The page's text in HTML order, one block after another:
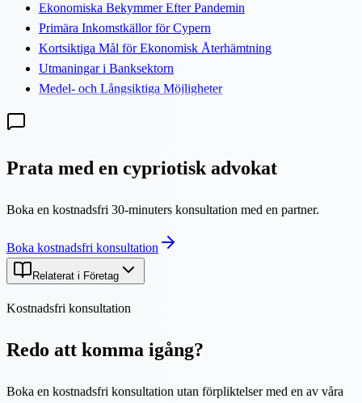
Ekonomiska Bekymmer Efter Pandemin
Primära Inkomstkällor för Cypern
Kortsiktiga Mål för Ekonomisk Återhämtning
Utmaningar i Banksektorn
Medel- och Långsiktiga Möjligheter
Prata med en cypriotisk advokat
Boka en kostnadsfri 30-minuters konsultation med en partner.
Boka kostnadsfri konsultation
Relaterat i Företag
Kostnadsfri konsultation
Redo att komma igång?
Boka en kostnadsfri konsultation utan förpliktelser med en av våra